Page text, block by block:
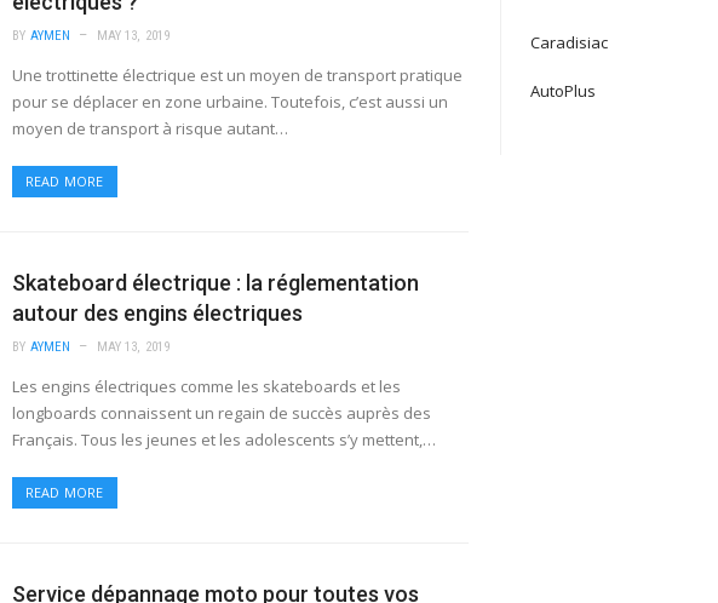
BY AYMEN MAY 13, 2019
Une trottinette électrique est un moyen de transport pratique
pour se déplacer en zone urbaine. Toutefois, c’est aussi un
moyen de transport à risque autant…
READ MORE
Skateboard électrique : la réglementation
autour des engins électriques
BY AYMEN MAY 13, 2019
Les engins électriques comme les skateboards et les
longboards connaissent un regain de succès auprès des
Français. Tous les jeunes et les adolescents s’y mettent,…
READ MORE
Service dépannage moto pour toutes vos
Caradisiac
AutoPlus